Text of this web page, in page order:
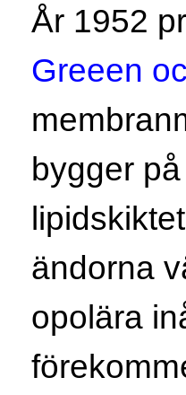
År 1952
Greeen
bygger
ändorna
opolära